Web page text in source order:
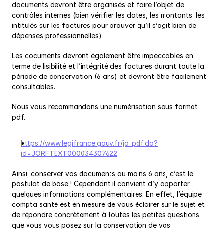
documents devront être organisés et faire l’objet de
contrôles internes (bien vérifier les dates, les montants, les
intitulés sur les factures pour prouver qu’il s’agit bien de
dépenses professionnelles)
Les documents devront également être impeccables en
terme de lisibilité et l’intégrité des factures durant toute la
période de conservation (6 ans) et devront être facilement
consultables.
Nous vous recommandons une numérisation sous format
pdf.
https://www.legifrance.gouv.fr/jo_pdf.do?
id=JORFTEXT000034307622
Ainsi, conserver vos documents au moins 6 ans, c’est le
postulat de base ! Cependant il convient d’y apporter
quelques informations complémentaires. En effet, l’équipe
compta santé est en mesure de vous éclairer sur le sujet et
de répondre concrètement à toutes les petites questions
que vous vous posez sur la conservation de vos